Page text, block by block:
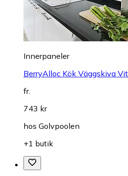
Innerpaneler
BerryAlloc Kök Väggskiva
fr.
743 kr
hos Golvpoolen
+1 butik